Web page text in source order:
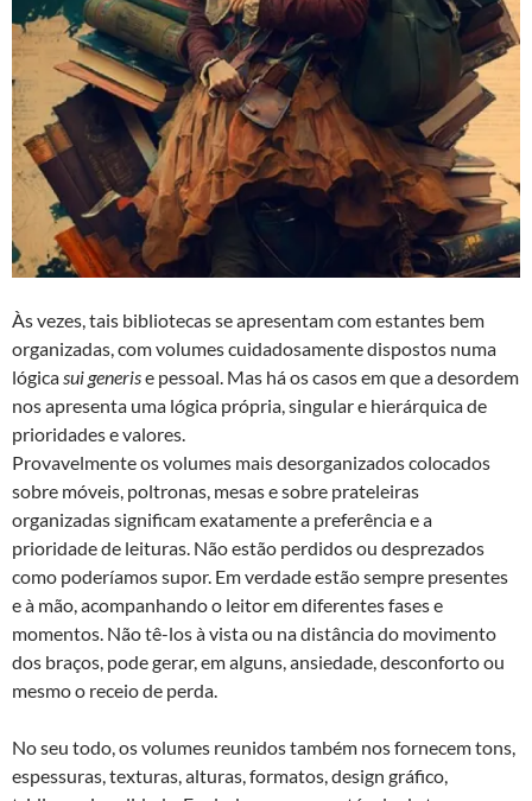
Às vezes, tais bibliotecas se apresentam com estantes bem
organizadas, com volumes cuidadosamente dispostos numa
lógica sui generise pessoal. Mas há os casos em que a desordem
nos apresenta uma lógica própria, singular e hierárquica de
prioridades e valores.
Provavelmente os volumes mais desorganizados colocados
sobre móveis, poltronas, mesas e sobre prateleiras
organizadas significam exatamente a preferência e a
prioridade de leituras. Não estão perdidos ou desprezados
como poderíamos supor. Em verdade estão sempre presentes
e à mão, acompanhando o leitor em diferentes fases e
momentos. Não tê-los à vista ou na distância do movimento
dos braços, pode gerar, em alguns, ansiedade, desconforto ou
mesmo o receio de perda.
No seu todo, os volumes reunidos também nos fornecem tons,
espessuras, texturas, alturas, formatos, design gráfico,